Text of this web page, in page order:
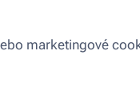
marketingové